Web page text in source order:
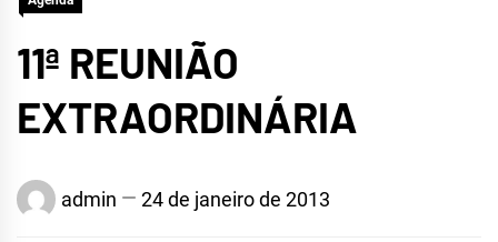
11ª REUNIÃO
EXTRAORDINÁRIA
admin 24 de janeiro de 2013